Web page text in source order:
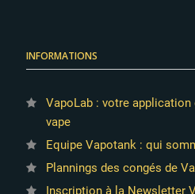
INFORMATIONS
VapoLab : votre
vape
Equipe Vapotank : qui
Plannings des congés de
Inscription à la Newsletter